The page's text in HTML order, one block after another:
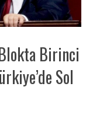
Birinci
Sol